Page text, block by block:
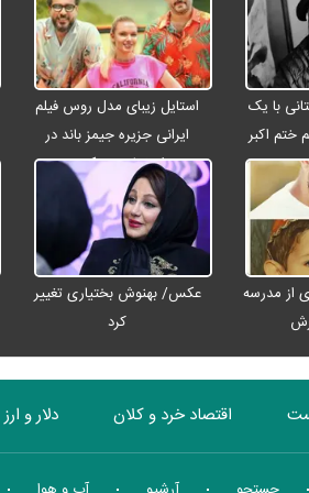
با یک
ختم اکبر
استایل زیبای مدل روس فیلم
ایرانی جزیره جیمز باند در
اصفهان + عکس
از مدرسه
عکس/ بهنوش بختیاری تغییر
کرد
اقتصاد خرد و کلان دلار و ارز